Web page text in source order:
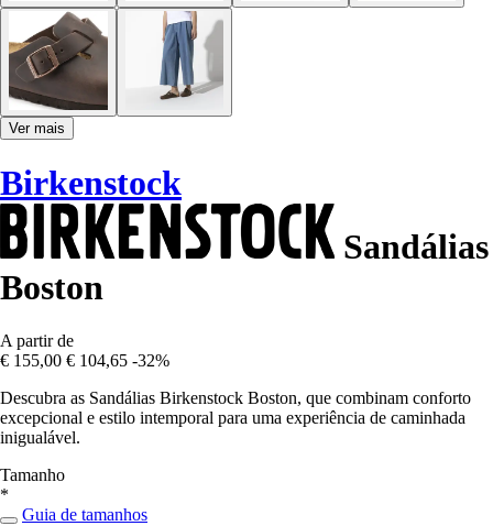
Ver mais
Birkenstock
Sandálias
Boston
A partir de
€ 155,00 € 104,65 -32%
Descubra as Sandálias Birkenstock Boston, que combinam conforto
excepcional e estilo intemporal para uma experiência de caminhada
inigualável.
Tamanho
*
Guia de tamanhos